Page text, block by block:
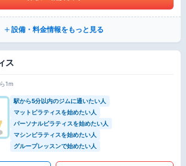
設備・料金情報をもっと見る
ス
1m
駅から5分以内のジムに通いたい人
マットピラティスを始めたい人
パーソナルピラティスを始めたい人
マシンピラティスを始めたい人
グループレッスンで始めたい人